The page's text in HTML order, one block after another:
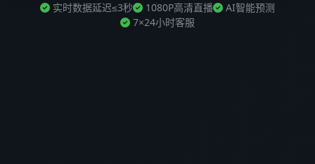
实时数据延迟≤3秒 1080P高清直播
AI智能预测
7×24小时客服